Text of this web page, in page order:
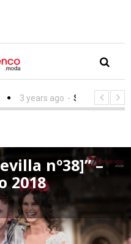
Simof 2023 - Timing
4
nº38]” –
2018